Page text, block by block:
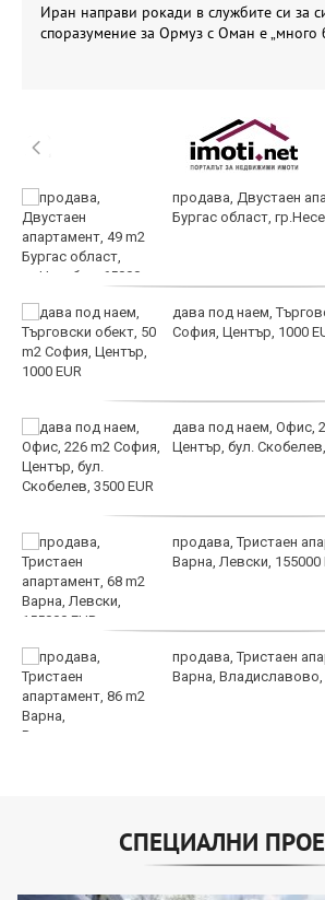
Иран направи рокади в службите си за
споразумение за Ормуз с Оман е „много
продава, Двустаен
Бургас област,
дава под наем,
София, Център, 1000
дава под наем, Офис,
Център, бул. Скобелев,
продава, Тристаен
Варна, Левски, 155000
продава, Тристаен
Варна, Владиславово,
СПЕЦИАЛНИ